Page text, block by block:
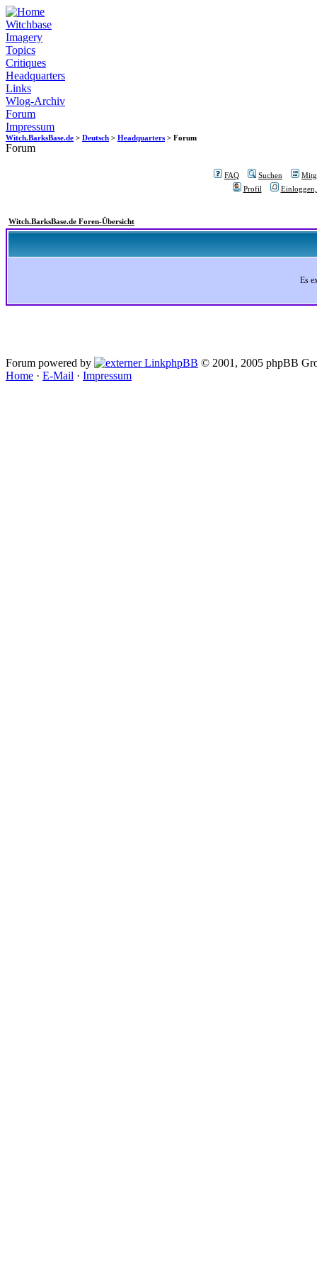
Witchbase
Imagery
Topics
Critiques
Headquarters
Links
Wlog-Archiv
Forum
Impressum
Witch.BarksBase.de > Deutsch > Headquarters > Forum
Forum
FAQ Suchen
Profil
Witch.BarksBase.de Foren-Übersicht
Es
Forum powered by phpBB © 2001, 2005 phpBB
Home · E-Mail · Impressum